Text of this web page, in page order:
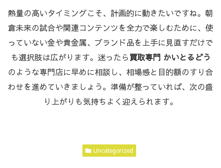
熱量の高いタイミングこそ、計画的に動きたいですね。朝
倉未来の試合や関連コンテンツを全力で楽しむために、使
っていない金や貴金属、ブランド品を上手に見直すだけで
も選択肢は広がります。迷ったら買取専門 かいとるどう
のような専門店に早めに相談し、相場感と目的額のすり合
わせを進めていきましょう。準備が整っていれば、次の盛
り上がりも気持ちよく迎えられます。
Uncategorized